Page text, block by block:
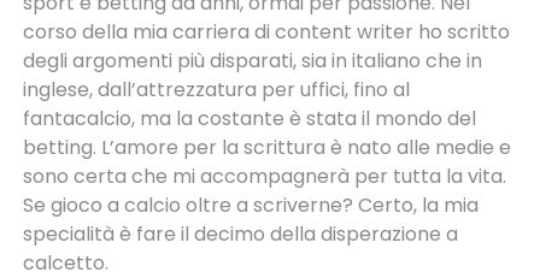
corso della mia carriera di content writer ho scritto
degli argomenti più disparati, sia in italiano che in
inglese, dall’attrezzatura per uffici, fino al
fantacalcio, ma la costante è stata il mondo del
betting. L’amore per la scrittura è nato alle medie e
sono certa che mi accompagnerà per tutta la vita.
Se gioco a calcio oltre a scriverne? Certo, la mia
specialità è fare il decimo della disperazione a
calcetto.